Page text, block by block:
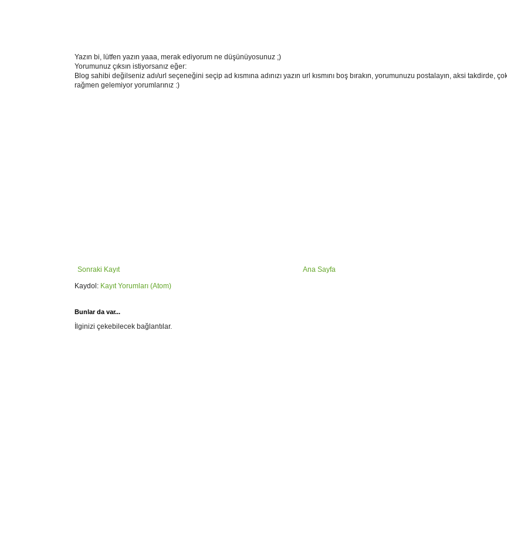
Yazın bi, lütfen yazın yaaa, merak ediyorum ne düşünüyosunuz ;)
Yorumunuz çıksın istiyorsanız eğer:
Blog sahibi değilseniz adı/url seçeneğini seçip ad kısmına adınızı yazın url kısmını boş bırakın, yorumunuzu postalayın, aksi takdirde,
rağmen gelemiyor yorumlarınız :)
Sonraki Kayıt
Ana Sayfa
Kaydol: Kayıt Yorumları (Atom)
Bunlar da var...
İlginizi çekebilecek bağlantılar.